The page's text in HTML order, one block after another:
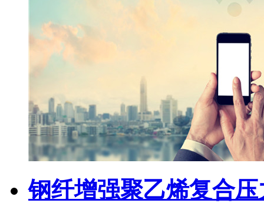
钢纤增强聚乙烯复合